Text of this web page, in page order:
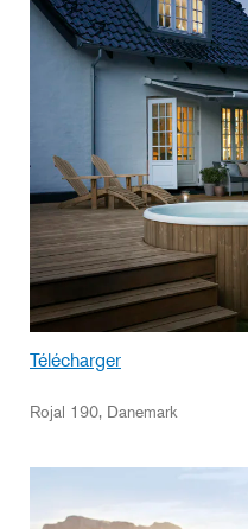
Télécharger
Rojal 190, Danemark